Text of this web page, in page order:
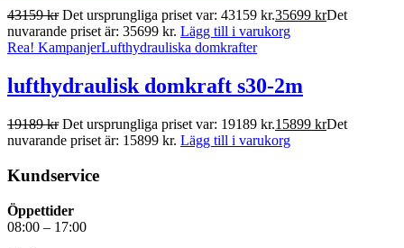
43159kr Det ursprungliga priset var: 43159 kr.35699 krDet
nuvarande priset är: 35699 kr. Lägg till i varukorg
Rea! KampanjerLufthydrauliska domkrafter
lufthydraulisk domkraft s30-2m
19189kr Det ursprungliga priset var: 19189 kr.15899 krDet
nuvarande priset är: 15899 kr. Lägg till i varukorg
Kundservice
Öppettider
08:00 – 17:00